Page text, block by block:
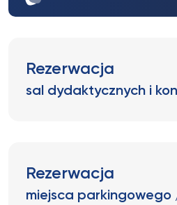
Rezerwacja
sal dydaktycznych i
Rezerwacja
miejsca parkingowego